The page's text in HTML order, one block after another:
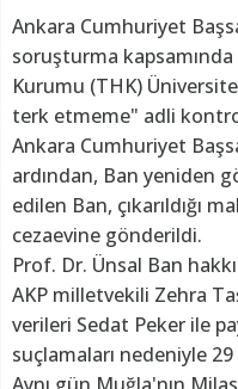
Ankara Cumhuriyet
soruşturma
Kurumu (THK)
terk etmeme" adli
Ankara Cumhuriyet
ardından, Ban yeniden
edilen Ban, çıkarıldığı
cezaevine gönderildi.
Prof. Dr. Ünsal Ban
AKP milletvekili Zehra
verileri Sedat Peker ile
suçlamaları nedeniyle